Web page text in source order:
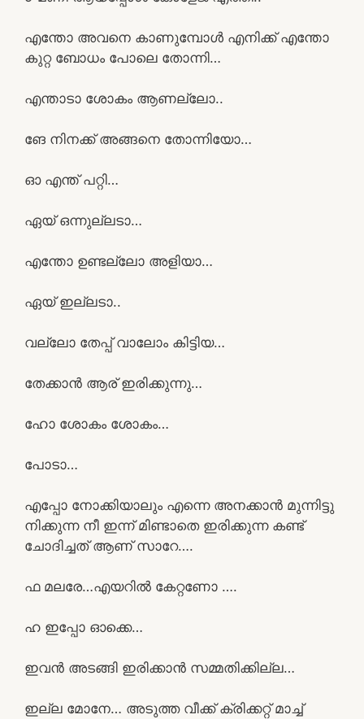
എന്തോ അവനെ കാണുമ്പോൾ എനിക്ക് എന്തോ
കുറ്റ ബോധം പോലെ തോന്നി…
എന്താടാ ശോകം ആണല്ലോ..
ങേ നിനക്ക് അങ്ങനെ തോന്നിയോ…
ഓ എന്ത് പറ്റി…
ഏയ് ഒന്നുല്ലടാ…
എന്തോ ഉണ്ടല്ലോ അളിയാ…
ഏയ്‌ ഇല്ലടാ..
വല്ലോ തേപ്പ് വാലോം കിട്ടിയ…
തേക്കാൻ ആര് ഇരിക്കുന്നു…
ഹോ ശോകം ശോകം…
പോടാ…
എപ്പോ നോക്കിയാലും എന്നെ അനക്കാൻ മുന്നിട്ടു
നിക്കുന്ന നീ ഇന്ന് മിണ്ടാതെ ഇരിക്കുന്ന കണ്ട്
ചോദിച്ചത് ആണ് സാറേ….
ഫ മലരേ…എയറിൽ കേറ്റണോ ….
ഹ ഇപ്പോ ഓക്കെ…
ഇവൻ അടങ്ങി ഇരിക്കാൻ സമ്മതിക്കില്ല…
ഇല്ല മോനേ… അടുത്ത വീക്ക്‌ ക്രിക്കറ്റ്‌ മാച്ച്